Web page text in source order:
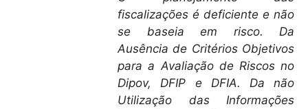
fiscalizações é deficiente e não
se baseia em risco.
Da
Ausência de Critérios Objetivos
para a Avaliação de Riscos no
Dipov, DFIP e DFIA. Da não
Utilização das Informações